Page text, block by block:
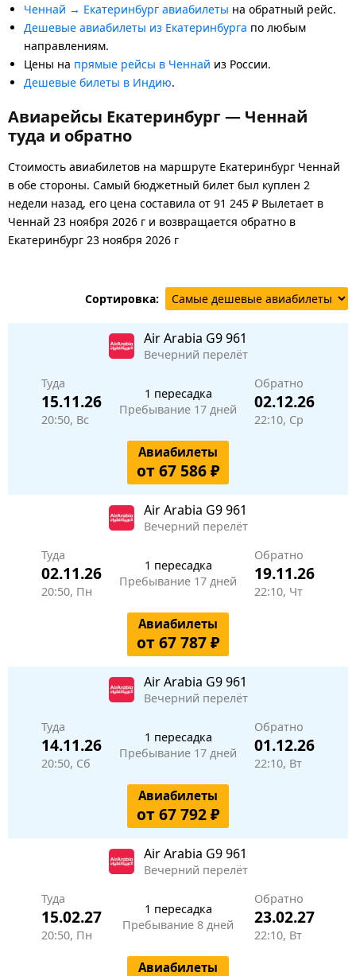
Ченнай → Екатеринбург авиабилеты на обратный рейс.
Дешевые авиабилеты из Екатеринбурга по любым
направлениям.
Цены на прямые рейсы в Ченнай из России.
Дешевые билеты в Индию.
Авиарейсы Екатеринбург — Ченнай
туда и обратно
Стоимость авиабилетов на маршруте Екатеринбург Ченнай
в обе стороны. Самый бюджетный билет был куплен 2
недели назад, его цена составила от 91 245 ₽ Вылетает в
Ченнай 23 ноября 2026 г и возвращается обратно в
Екатеринбург 23 ноября 2026 г
Сортировка:
Air Arabia G9 961
Вечерний перелёт
Туда
15.11.26
20:50, Вс
1 пересадка
Пребывание 17 дней
Обратно
02.12.26
22:10, Ср
Авиабилеты
от 67 586 ₽
Air Arabia G9 961
Вечерний перелёт
Туда
02.11.26
20:50, Пн
1 пересадка
Пребывание 17 дней
Обратно
19.11.26
22:10, Чт
Авиабилеты
от 67 787 ₽
Air Arabia G9 961
Вечерний перелёт
Туда
14.11.26
20:50, Сб
1 пересадка
Пребывание 17 дней
Обратно
01.12.26
22:10, Вт
Авиабилеты
от 67 792 ₽
Air Arabia G9 961
Вечерний перелёт
Туда
15.02.27
20:50, Пн
1 пересадка
Пребывание 8 дней
Обратно
23.02.27
22:10, Вт
Авиабилеты